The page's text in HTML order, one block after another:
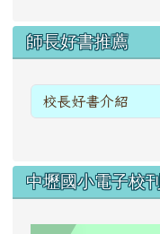
右邊區域內容
師長好書推薦
中壢國小電子校刊